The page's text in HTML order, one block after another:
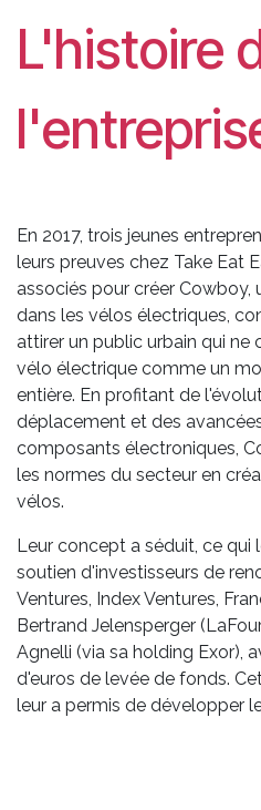
L'histoire
En 2017, trois jeunes
leurs preuves chez Take Eat
associés pour créer Cowboy,
dans les vélos électriques,
attirer un public urbain qui ne
vélo électrique comme un
entière. En profitant de
déplacement et des
composants électroniques,
les normes du secteur en
vélos.
Leur concept a séduit, ce qui
soutien d'investisseurs de
Ventures, Index Ventures,
Bertrand Jelensperger
Agnelli (via sa holding Exor),
d'euros de levée de fonds.
leur a permis de développer